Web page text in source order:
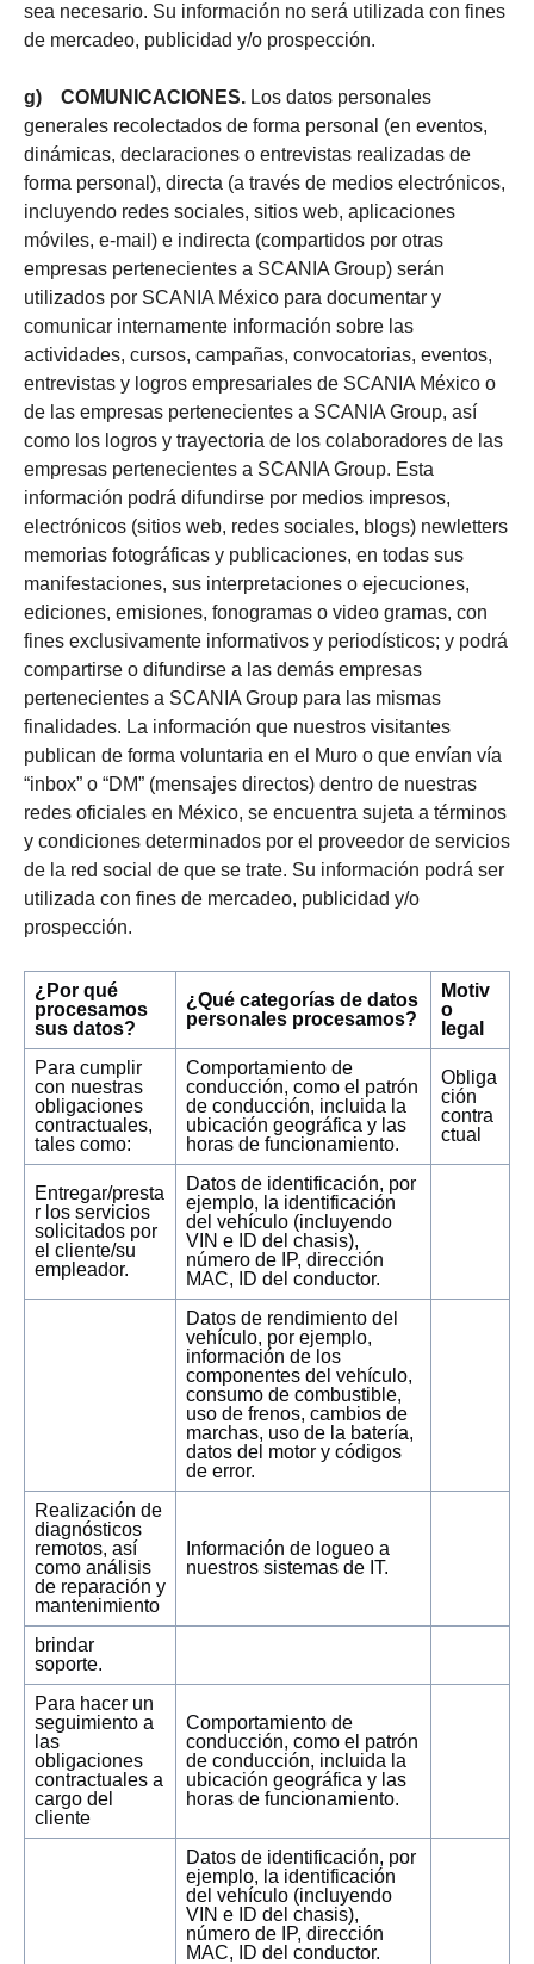
sea necesario. Su información no será utilizada con fines
de mercadeo, publicidad y/o prospección.
g) COMUNICACIONES. Los datos personales
generales recolectados de forma personal (en eventos,
dinámicas, declaraciones o entrevistas realizadas de
forma personal), directa (a través de medios electrónicos,
incluyendo redes sociales, sitios web, aplicaciones
móviles, e-mail) e indirecta (compartidos por otras
empresas pertenecientes a SCANIA Group) serán
utilizados por SCANIA México para documentar y
comunicar internamente información sobre las
actividades, cursos, campañas, convocatorias, eventos,
entrevistas y logros empresariales de SCANIA México o
de las empresas pertenecientes a SCANIA Group, así
como los logros y trayectoria de los colaboradores de las
empresas pertenecientes a SCANIA Group. Esta
información podrá difundirse por medios impresos,
electrónicos (sitios web, redes sociales, blogs) newletters
memorias fotográficas y publicaciones, en todas sus
manifestaciones, sus interpretaciones o ejecuciones,
ediciones, emisiones, fonogramas o video gramas, con
fines exclusivamente informativos y periodísticos; y podrá
compartirse o difundirse a las demás empresas
pertenecientes a SCANIA Group para las mismas
finalidades. La información que nuestros visitantes
publican de forma voluntaria en el Muro o que envían vía
“inbox” o “DM” (mensajes directos) dentro de nuestras
redes oficiales en México, se encuentra sujeta a términos
y condiciones determinados por el proveedor de servicios
de la red social de que se trate. Su información podrá ser
utilizada con fines de mercadeo, publicidad y/o
prospección.
¿Por qué
procesamos
sus datos?
¿Qué categorías de datos
personales procesamos?
Motiv
o
legal
Para cumplir
con nuestras
obligaciones
contractuales,
tales como:
Comportamiento de
conducción, como el patrón
de conducción, incluida la
ubicación geográfica y las
horas de funcionamiento.
Obliga
ción
contra
ctual
Entregar/presta
r los servicios
solicitados por
el cliente/su
empleador.
Datos de identificación, por
ejemplo, la identificación
del vehículo (incluyendo
VIN e ID del chasis),
número de IP, dirección
MAC, ID del conductor.
Datos de rendimiento del
vehículo, por ejemplo,
información de los
componentes del vehículo,
consumo de combustible,
uso de frenos, cambios de
marchas, uso de la batería,
datos del motor y códigos
de error.
Realización de
diagnósticos
remotos, así
como análisis
de reparación y
mantenimiento
Información de logueo a
nuestros sistemas de IT.
brindar
soporte.
Para hacer un
seguimiento a
las
obligaciones
contractuales a
cargo del
cliente
Comportamiento de
conducción, como el patrón
de conducción, incluida la
ubicación geográfica y las
horas de funcionamiento.
Datos de identificación, por
ejemplo, la identificación
del vehículo (incluyendo
VIN e ID del chasis),
número de IP, dirección
MAC, ID del conductor.